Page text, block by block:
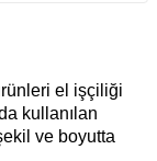
el işçiliği
kullanılan
ve boyutta